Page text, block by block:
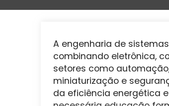
A engenharia de
combinando eletrônica,
setores como
miniaturização e
da eficiência energética